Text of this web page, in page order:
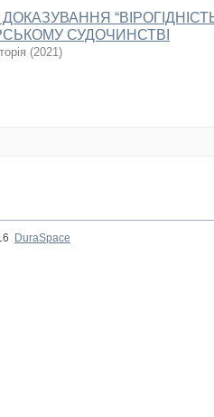
СУДОЧИНСТВІ
(2021)
DuraSpace